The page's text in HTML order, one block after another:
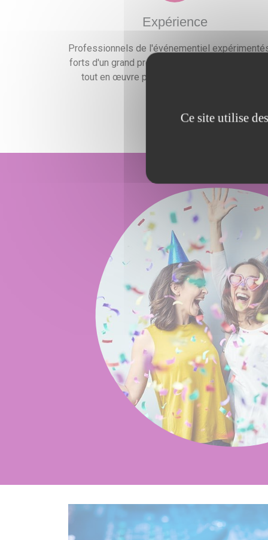
Expérience
Professionnels de l'événementiel
forts d'un grand professionnalisme, nous
tout en œuvre pour satisfaire vos exigences.
Ce site utilise